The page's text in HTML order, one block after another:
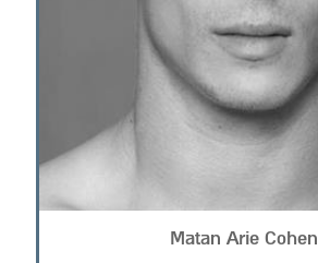
Matan Arie Cohen